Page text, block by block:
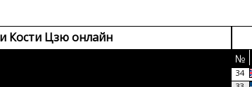
Кости Цзю онлайн
№
34